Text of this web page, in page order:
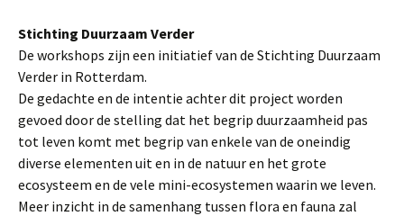
Stichting Duurzaam Verder
De workshops zijn een initiatief van de Stichting Duurzaam
Verder in Rotterdam.
De gedachte en de intentie achter dit project worden
gevoed door de stelling dat het begrip duurzaamheid pas
tot leven komt met begrip van enkele van de oneindig
diverse elementen uit en in de natuur en het grote
ecosysteem en de vele mini-ecosystemen waarin we leven.
Meer inzicht in de samenhang tussen flora en fauna zal